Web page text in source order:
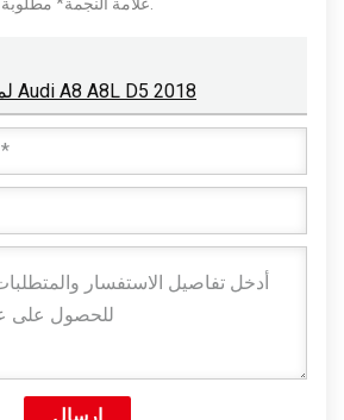
لمبخر التيار المتردد Audi A8 A8L D5 2018